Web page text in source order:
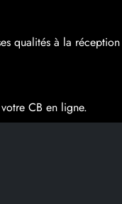
qualités à la réception
CB en ligne.